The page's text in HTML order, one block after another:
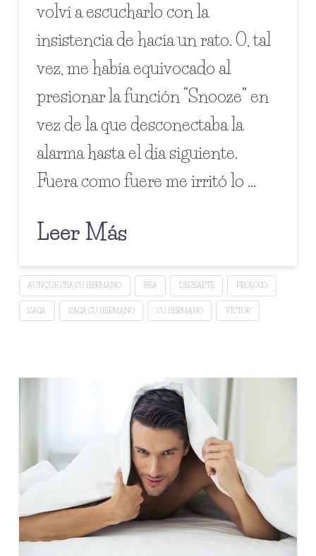
volví a escucharlo con la
insistencia de hacía un rato. O, tal
vez, me había equivocado al
presionar la función “Snooze” en
vez de la que desconectaba la
alarma hasta el día siguiente.
Fuera como fuere me irritó lo …
Leer Más
AUNQUE SEA SU HERMANO BEA DESEARTE PRÓLOGO
SAGA SAGA SU HERMANO SU HERMANO VÍCTOR